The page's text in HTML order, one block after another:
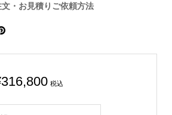
・お見積りご依頼方法
316,800価
税込